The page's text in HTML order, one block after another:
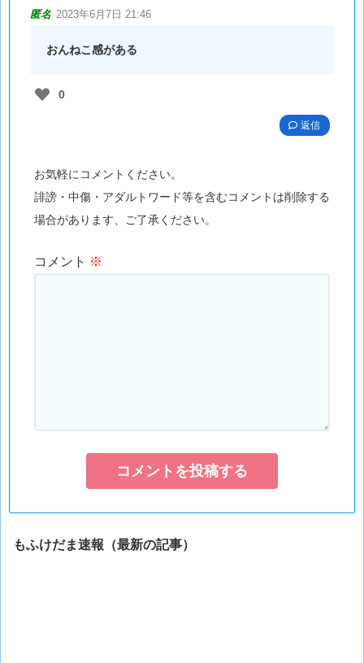
匿名 2023年6月7日 21:46
おんねこ感がある
0
返信
お気軽にコメントください。
誹謗・中傷・アダルトワード等を含むコメントは削除する
場合があります、ご了承ください。
コメント ※
もふけだま速報（最新の記事）